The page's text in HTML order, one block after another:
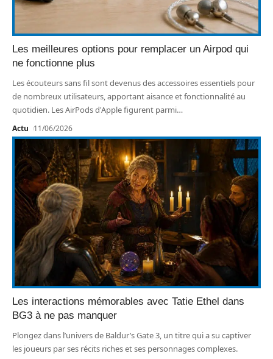
Les meilleures options pour remplacer un Airpod qui
ne fonctionne plus
Les écouteurs sans fil sont devenus des accessoires essentiels pour
de nombreux utilisateurs, apportant aisance et fonctionnalité au
quotidien. Les AirPods d'Apple figurent parmi…
Actu 11/06/2026
Les interactions mémorables avec Tatie Ethel dans
BG3 à ne pas manquer
Plongez dans l’univers de Baldur’s Gate 3, un titre qui a su captiver
les joueurs par ses récits riches et ses personnages complexes.